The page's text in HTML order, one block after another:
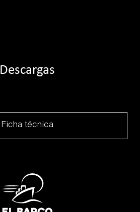
Descargas
Ficha técnica